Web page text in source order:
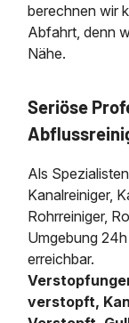
berechnen wir
Abfahrt, denn
Nähe.
Seriöse
Als
Kanalreiniger,
Rohrreiniger,
Umgebung
erreichbar.
verstopft,